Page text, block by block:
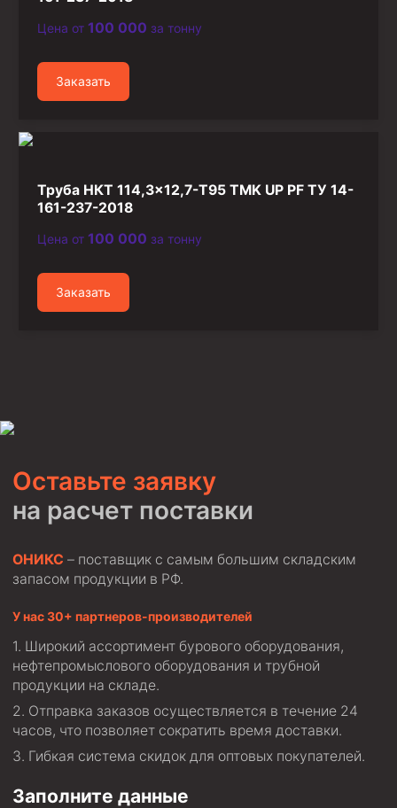
Цена от 100 000 за тонну
Заказать
Труба НКТ 114,3×12,7-Т95 TMK UP PF ТУ 14-
161-237-2018
Цена от 100 000 за тонну
Заказать
Оставьте заявку
на расчет поставки
ОНИКС – поставщик с самым большим складским
запасом продукции в РФ.
У нас 30+ партнеров-производителей
Широкий ассортимент бурового оборудования,
нефтепромыслового оборудования и трубной
продукции на складе.
Отправка заказов осуществляется в течение 24
часов, что позволяет сократить время доставки.
Гибкая система скидок для оптовых покупателей.
Заполните данные